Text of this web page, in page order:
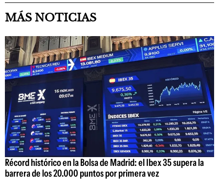
MÁS NOTICIAS
Récord histórico en la Bolsa de Madrid: el Ibex 35 supera la
barrera de los 20.000 puntos por primera vez